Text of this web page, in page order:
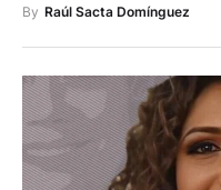
By Raúl Sacta Domínguez